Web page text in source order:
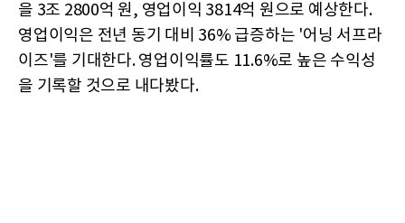
을 3조 2800억 원, 영업이익 3814억 원으로 예상한다.
영업이익은 전년 동기 대비 36% 급증하는 '어닝 서프라
이즈'를 기대한다. 영업이익률도 11.6%로 높은 수익성
을 기록할 것으로 내다봤다.